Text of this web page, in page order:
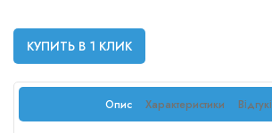
КУПИТЬ В 1 КЛИК
Опис Характеристики